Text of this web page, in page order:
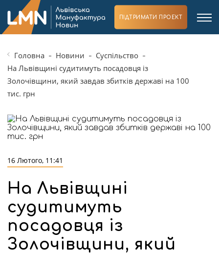
ПІДТРИМАТИ ПРОЕКТ
Головна Новини
Суспільство
На Львівщині судитимуть посадовця із
Золочівщини, який завдав збитків державі на 100
тис. грн
16 Лютого, 11:41
На Львівщині
судитимуть
посадовця із
Золочівщини, який